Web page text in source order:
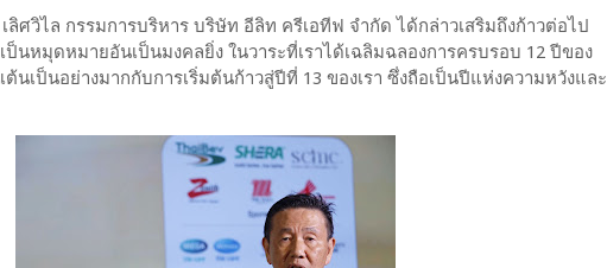
ลิศวิไล กรรมการบริหาร บริษัท อีลิท ครีเอทีฟ จำกัด ได้กล่าวเสริมถึงก้าวต่อไป
นหมุดหมายอันเป็นมงคลยิ่ง ในวาระที่เราได้เฉลิมฉลองการครบรอบ 12 ปีของ
นเป็นอย่างมากกับการเริ่มต้นก้าวสู่ปีที่ 13 ของเรา ซึ่งถือเป็นปีแห่งความหวังและ